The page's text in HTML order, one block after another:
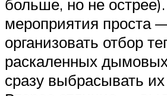
больше, но не
мероприятия проста
организовать отбор
раскаленных дымовых
сразу выбрасывать